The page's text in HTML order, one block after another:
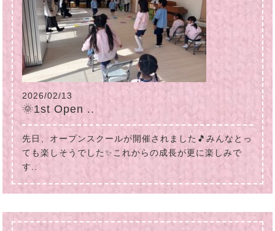
2026/02/13
🌞1st Open ..
先日、オープンスクールが開催されました🎵みんなとっ
ても楽しそうでした✨これからの成長が更に楽しみで
す..